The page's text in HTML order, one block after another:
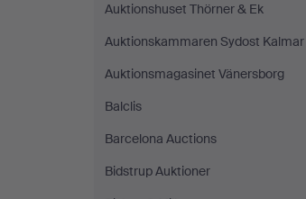
Auktionshuset Thörner & Ek
Auktionskammaren Sydost Kalmar
Auktionsmagasinet Vänersborg
Balclis
Barcelona Auctions
Bidstrup Auktioner